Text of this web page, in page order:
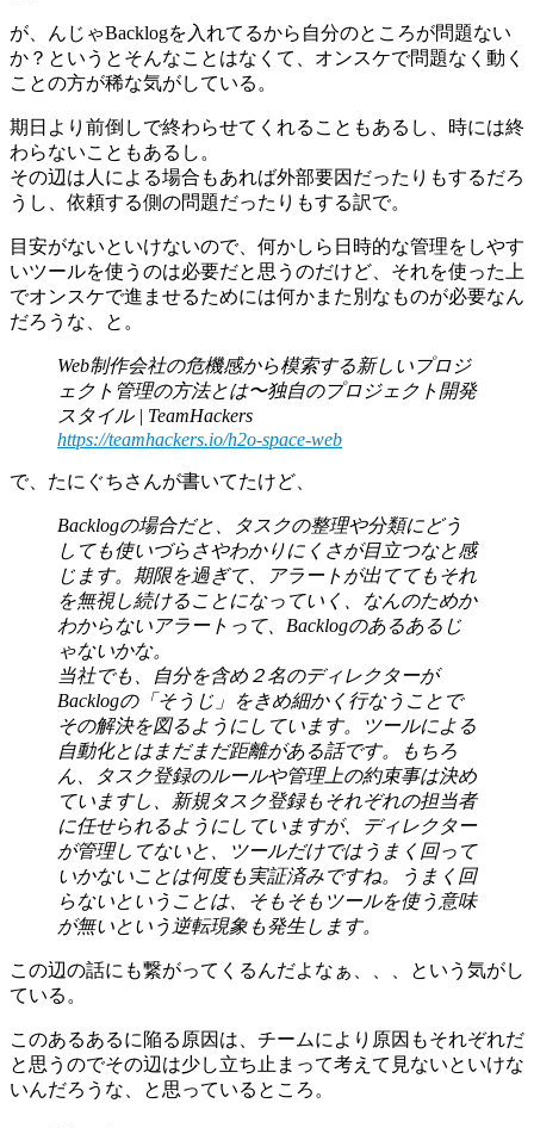
が、んじゃBacklogを入れてるから自分のところが問題ない
か？というとそんなことはなくて、オンスケで問題なく動く
ことの方が稀な気がしている。
期日より前倒しで終わらせてくれることもあるし、時には終
わらないこともあるし。
その辺は人による場合もあれば外部要因だったりもするだろ
うし、依頼する側の問題だったりもする訳で。
目安がないといけないので、何かしら日時的な管理をしやす
いツールを使うのは必要だと思うのだけど、それを使った上
でオンスケで進ませるためには何かまた別なものが必要なん
だろうな、と。
Web制作会社の危機感から模索する新しいプロジ
ェクト管理の方法とは〜独自のプロジェクト開発
スタイル | TeamHackers
https://teamhackers.io/h2o-space-web
で、たにぐちさんが書いてたけど、
Backlogの場合だと、タスクの整理や分類にどう
しても使いづらさやわかりにくさが目立つなと感
じます。期限を過ぎて、アラートが出ててもそれ
を無視し続けることになっていく、なんのためか
わからないアラートって、Backlogのあるあるじ
ゃないかな。
当社でも、自分を含め２名のディレクターが
Backlogの「そうじ」をきめ細かく行なうことで
その解決を図るようにしています。ツールによる
自動化とはまだまだ距離がある話です。もちろ
ん、タスク登録のルールや管理上の約束事は決め
ていますし、新規タスク登録もそれぞれの担当者
に任せられるようにしていますが、ディレクター
が管理してないと、ツールだけではうまく回って
いかないことは何度も実証済みですね。うまく回
らないということは、そもそもツールを使う意味
が無いという逆転現象も発生します。
この辺の話にも繋がってくるんだよなぁ、、、という気がし
ている。
このあるあるに陥る原因は、チームにより原因もそれぞれだ
と思うのでその辺は少し立ち止まって考えて見ないといけな
いんだろうな、と思っているところ。